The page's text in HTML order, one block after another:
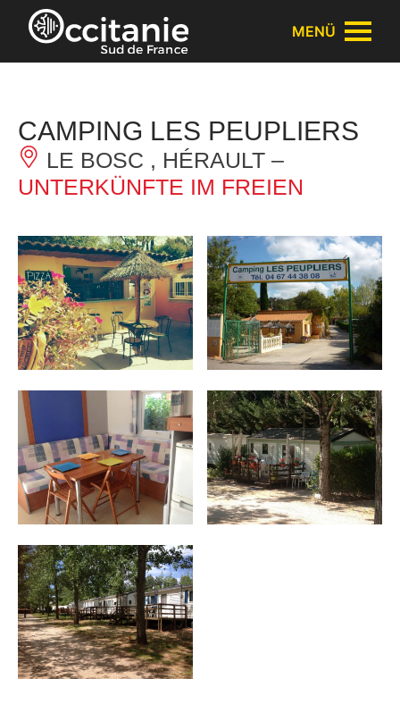
Cookie-Einstellungen
MENÜ
CAMPING LES PEUPLIERS
LE BOSC , HÉRAULT –
UNTERKÜNFTE IM FREIEN